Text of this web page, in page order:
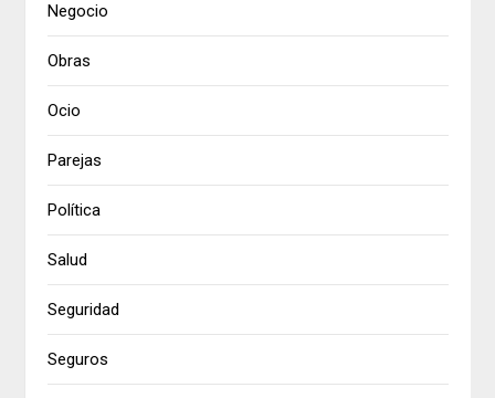
Negocio
Obras
Ocio
Parejas
Política
Salud
Seguridad
Seguros